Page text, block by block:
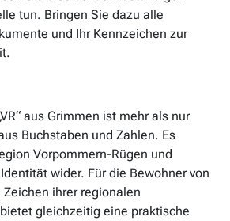
tun. Bringen Sie dazu alle
und Ihr Kennzeichen zur
aus Grimmen ist mehr als nur
Buchstaben und Zahlen. Es
Vorpommern-Rügen und
wider. Für die Bewohner von
ihrer regionalen
gleichzeitig eine praktische